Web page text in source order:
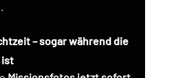
– sogar während die
ist